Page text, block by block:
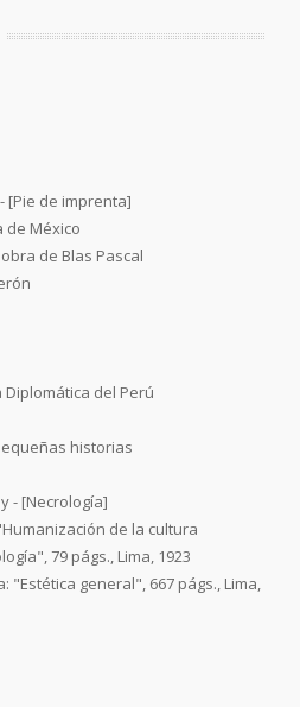
[Pie de imprenta]
de México
de Blas Pascal
del Perú
historias
- [Necrología]
de la cultura
79 págs., Lima, 1923
"Estética general", 667 págs., Lima,